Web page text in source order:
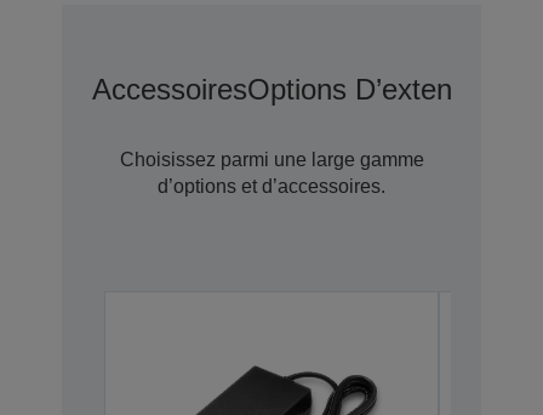
AccessoiresOptions D’extension
Choisissez parmi une large gamme
d’options et d’accessoires.